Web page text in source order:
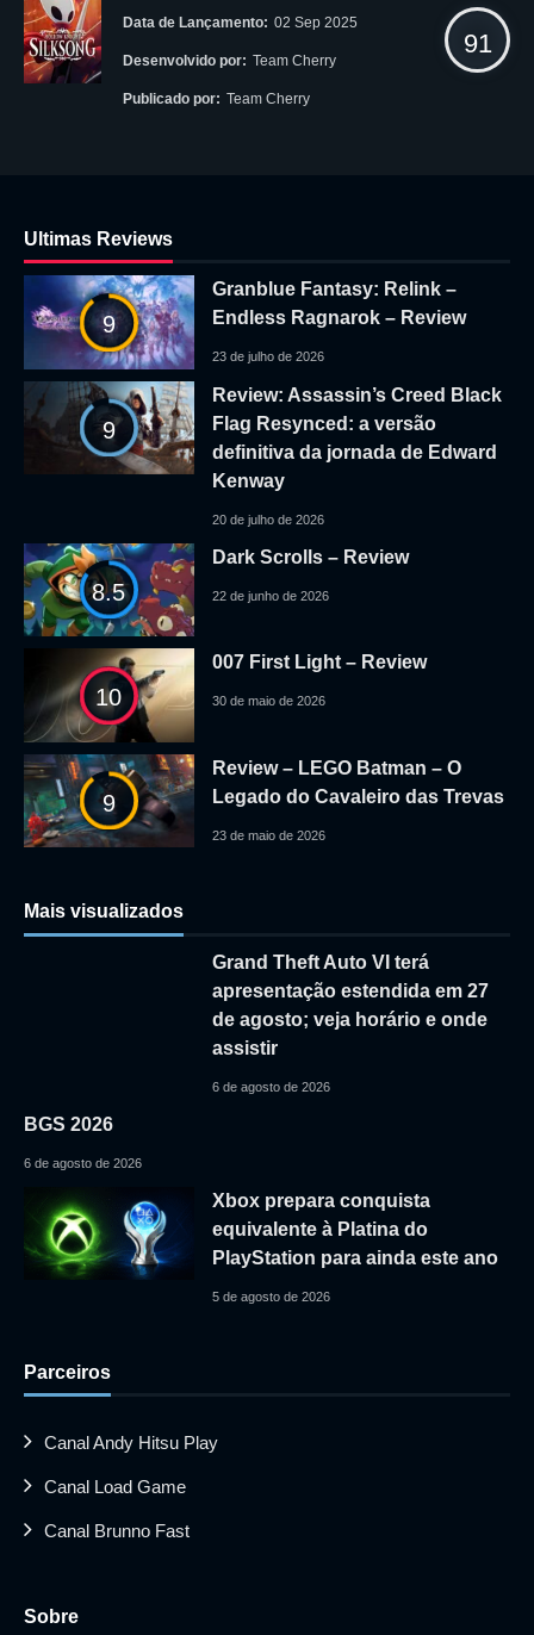
Data de Lançamento: 02 Sep 2025
Desenvolvido por: Team Cherry
Publicado por: Team Cherry
91
Ultimas Reviews
9
Granblue Fantasy: Relink –
Endless Ragnarok – Review
23 de julho de 2026
9
Review: Assassin’s Creed Black
Flag Resynced: a versão
definitiva da jornada de Edward
Kenway
20 de julho de 2026
8.5
Dark Scrolls – Review
22 de junho de 2026
10
007 First Light – Review
30 de maio de 2026
9
Review – LEGO Batman – O
Legado do Cavaleiro das Trevas
23 de maio de 2026
Mais visualizados
Grand Theft Auto VI terá
apresentação estendida em 27
de agosto; veja horário e onde
assistir
6 de agosto de 2026
BGS 2026
6 de agosto de 2026
Xbox prepara conquista
equivalente à Platina do
PlayStation para ainda este ano
5 de agosto de 2026
Parceiros
Canal Andy Hitsu Play
Canal Load Game
Canal Brunno Fast
Sobre